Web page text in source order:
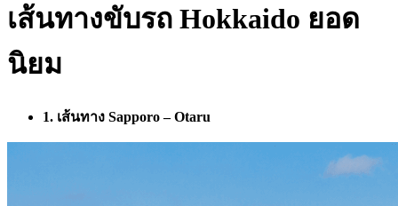
เส้นทางขับรถ Hokkaido ยอด
นิยม
1. เส้นทาง Sapporo – Otaru